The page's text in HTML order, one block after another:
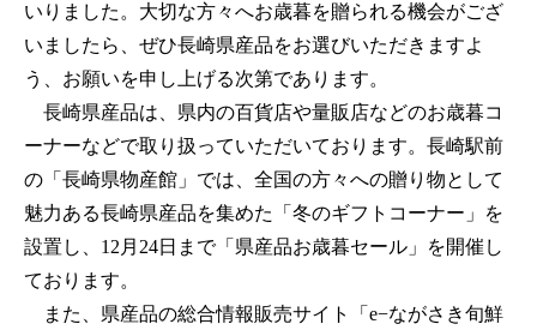
いりました。大切な方々へお歳暮を贈られる機会がござ
いましたら、ぜひ長崎県産品をお選びいただきますよ
う、お願いを申し上げる次第であります。
長崎県産品は、県内の百貨店や量販店などのお歳暮コ
ーナーなどで取り扱っていただいております。長崎駅前
の「長崎県物産館」では、全国の方々への贈り物として
魅力ある長崎県産品を集めた「冬のギフトコーナー」を
設置し、12月24日まで「県産品お歳暮セール」を開催し
ております。
また、県産品の総合情報販売サイト「e−ながさき旬鮮